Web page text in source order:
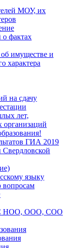
МОУ, их
о фактах
об имуществе и
характера
на сдачу
лет,
организаций
ГИА 2019
языку
вопросам
НОО, ООО, СОО